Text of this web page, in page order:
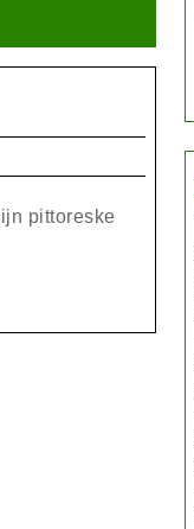
pittoreske